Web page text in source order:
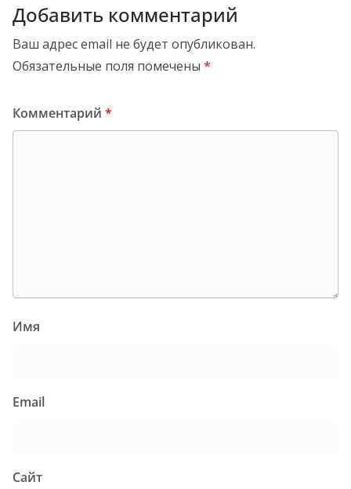
Добавить комментарий
Ваш адрес email не будет опубликован.
Обязательные поля помечены *
Комментарий *
Имя
Email
Сайт